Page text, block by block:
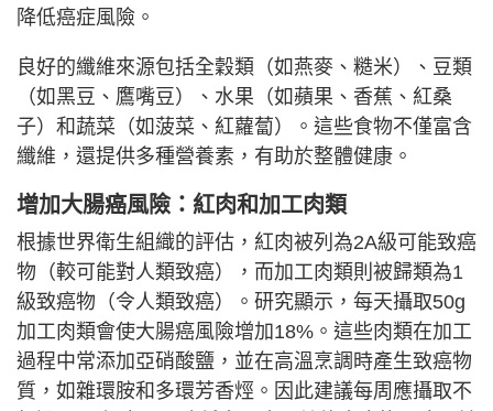
降低癌症風險。
良好的纖維來源包括全穀類（如燕麥、糙米）、豆類
（如黑豆、鷹嘴豆）、水果（如蘋果、香蕉、紅桑
子）和蔬菜（如菠菜、紅蘿蔔）。這些食物不僅富含
纖維，還提供多種營養素，有助於整體健康。
增加大腸癌風險：紅肉和加工肉類
根據世界衛生組織的評估，紅肉被列為2A級可能致癌
物（較可能對人類致癌），而加工肉類則被歸類為1
級致癌物（令人類致癌）。研究顯示，每天攝取50g
加工肉類會使大腸癌風險增加18%。這些肉類在加工
過程中常添加亞硝酸鹽，並在高溫烹調時產生致癌物
質，如雜環胺和多環芳香烴。因此建議每周應攝取不